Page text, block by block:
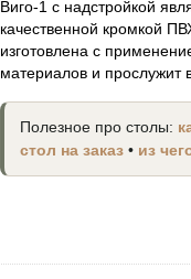
Виго-1 с надстройкой
качественной кромкой
изготовлена с
материалов и прослужит
Полезное про столы:
стол на заказ • из